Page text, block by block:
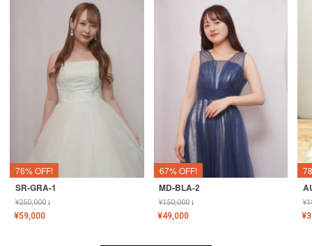
76% OFF!
SR-GRA-1
¥250,000↓
¥59,000
67% OFF!
MD-BLA-2
¥150,000↓
¥49,000
¥
¥